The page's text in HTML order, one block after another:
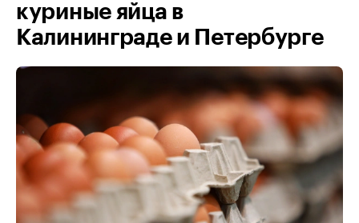
куриные яйца в
Калининграде и Петербурге